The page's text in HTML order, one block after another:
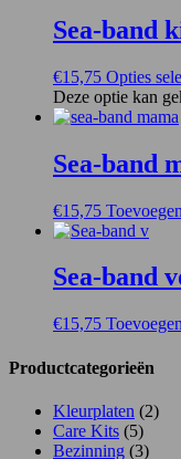
Sea-band
€15,75 Opties
Deze optie kan
Sea-band
€15,75
Sea-band
€15,75
Productcategorieën
Kleurplaten (2)
Care Kits (5)
Bezinning (3)